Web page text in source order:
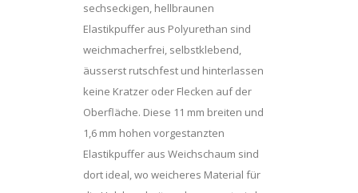
sechseckigen, hellbraunen
Elastikpuffer aus Polyurethan sind
weichmacherfrei, selbstklebend,
äusserst rutschfest und hinterlassen
keine Kratzer oder Flecken auf der
Oberfläche. Diese 11 mm breiten und
1,6 mm hohen vorgestanzten
Elastikpuffer aus Weichschaum sind
dort ideal, wo weicheres Material für